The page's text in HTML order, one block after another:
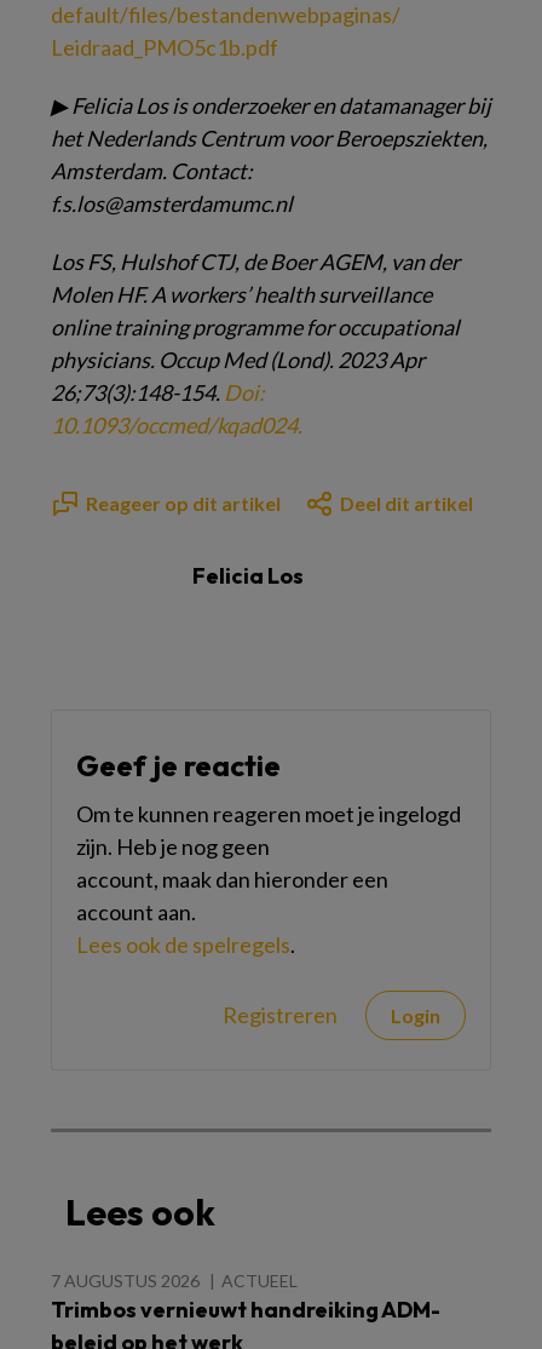
default/​files/​bestandenwebpagi​nas/​
Leidraad_​PMO5c1b.​pdf
▶Felicia Los is onderzoeker en datamanager bij
het Nederlands Centrum voor Beroepsziekten,
Amsterdam. Contact:
f.s.los@amsterdamumc.nl
Los FS, Hulshof CTJ, de Boer AGEM, van der
MolenHF. A workers’ health surveillance
online trainingprogramme for occupational
physicians. Occup Med (Lond). 2023 Apr
26;73(3):148-154. Doi:
10.1093/occmed/kqad024.
Reageer op dit artikel Deel dit artikel
Felicia Los
Geef je reactie
Om te kunnen reageren moet je ingelogd
zijn. Heb je nog geen
account, maak dan hieronder een
account aan.
Lees ook de spelregels.
Registreren Login
Lees ook
7 AUGUSTUS 2026 ACTUEEL
Trimbos vernieuwt handreiking ADM-
beleid op het werk